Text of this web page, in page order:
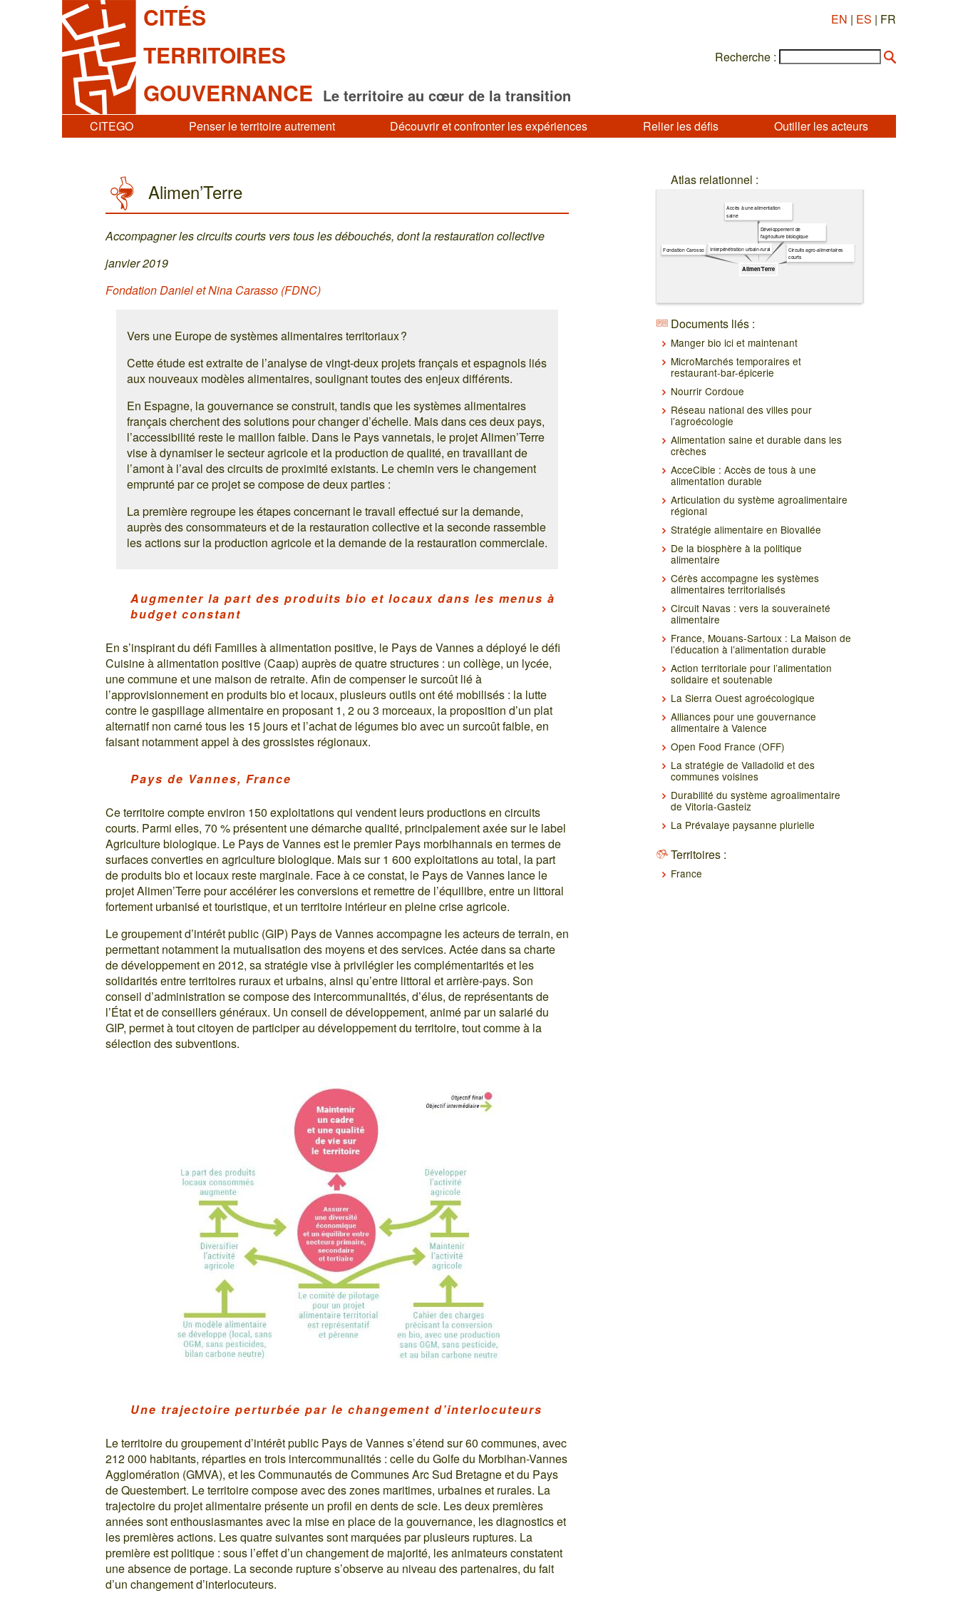
CITÉS
TERRITOIRES
GOUVERNANCE Le territoire au cœur de la transition
EN | ES | FR
Recherche :
CITEGO Penser le territoire autrement Découvrir et confronter les expériences Relier les défis Outiller les acteurs
Alimen’Terre
Accompagner les circuits courts vers tous les débouchés, dont la restauration collective
janvier 2019
Fondation Daniel et Nina Carasso (FDNC)
Vers une Europe de systèmes alimentaires territoriaux ?
Cette étude est extraite de l’analyse de vingt-deux projets français et espagnols liés
aux nouveaux modèles alimentaires, soulignant toutes des enjeux différents.
En Espagne, la gouvernance se construit, tandis que les systèmes alimentaires
français cherchent des solutions pour changer d’échelle. Mais dans ces deux pays,
l’accessibilité reste le maillon faible. Dans le Pays vannetais, le projet Alimen’Terre
vise à dynamiser le secteur agricole et la production de qualité, en travaillant de
l’amont à l’aval des circuits de proximité existants. Le chemin vers le changement
emprunté par ce projet se compose de deux parties :
La première regroupe les étapes concernant le travail effectué sur la demande,
auprès des consommateurs et de la restauration collective et la seconde rassemble
les actions sur la production agricole et la demande de la restauration commerciale.
Augmenter la part des produits bio et locaux dans les menus à
budget constant
En s’inspirant du défi Familles à alimentation positive, le Pays de Vannes a déployé le défi
Cuisine à alimentation positive (Caap) auprès de quatre structures : un collège, un lycée,
une commune et une maison de retraite. Afin de compenser le surcoût lié à
l’approvisionnement en produits bio et locaux, plusieurs outils ont été mobilisés : la lutte
contre le gaspillage alimentaire en proposant 1, 2 ou 3 morceaux, la proposition d’un plat
alternatif non carné tous les 15 jours et l’achat de légumes bio avec un surcoût faible, en
faisant notamment appel à des grossistes régionaux.
Pays de Vannes, France
Ce territoire compte environ 150 exploitations qui vendent leurs productions en circuits
courts. Parmi elles, 70 % présentent une démarche qualité, principalement axée sur le label
Agriculture biologique. Le Pays de Vannes est le premier Pays morbihannais en termes de
surfaces converties en agriculture biologique. Mais sur 1 600 exploitations au total, la part
de produits bio et locaux reste marginale. Face à ce constat, le Pays de Vannes lance le
projet Alimen’Terre pour accélérer les conversions et remettre de l’équilibre, entre un littoral
fortement urbanisé et touristique, et un territoire intérieur en pleine crise agricole.
Le groupement d’intérêt public (GIP) Pays de Vannes accompagne les acteurs de terrain, en
permettant notamment la mutualisation des moyens et des services. Actée dans sa charte
de développement en 2012, sa stratégie vise à privilégier les complémentarités et les
solidarités entre territoires ruraux et urbains, ainsi qu’entre littoral et arrière-pays. Son
conseil d’administration se compose des intercommunalités, d’élus, de représentants de
l’État et de conseillers généraux. Un conseil de développement, animé par un salarié du
GIP, permet à tout citoyen de participer au développement du territoire, tout comme à la
sélection des subventions.
Une trajectoire perturbée par le changement d’interlocuteurs
Le territoire du groupement d’intérêt public Pays de Vannes s’étend sur 60 communes, avec
212 000 habitants, réparties en trois intercommunalités : celle du Golfe du Morbihan-Vannes
Agglomération (GMVA), et les Communautés de Communes Arc Sud Bretagne et du Pays
de Questembert. Le territoire compose avec des zones maritimes, urbaines et rurales. La
trajectoire du projet alimentaire présente un profil en dents de scie. Les deux premières
années sont enthousiasmantes avec la mise en place de la gouvernance, les diagnostics et
les premières actions. Les quatre suivantes sont marquées par plusieurs ruptures. La
première est politique : sous l’effet d’un changement de majorité, les animateurs constatent
une absence de portage. La seconde rupture s’observe au niveau des partenaires, du fait
d’un changement d’interlocuteurs.
Atlas relationnel :
Alimen’Terre
Circuits agro-alimentaires
courts
Développement de
l'agriculture biologique
Accès à une alimentation
saine
Interpénétration urbain-rural
Fondation Carosso
Documents liés :
Manger bio ici et maintenant
MicroMarchés temporaires et
restaurant-bar-épicerie
Nourrir Cordoue
Réseau national des villes pour
l’agroécologie
Alimentation saine et durable dans les
crèches
AcceCible : Accès de tous à une
alimentation durable
Articulation du système agroalimentaire
régional
Stratégie alimentaire en Biovallée
De la biosphère à la politique
alimentaire
Cérès accompagne les systèmes
alimentaires territorialisés
Circuit Navas : vers la souveraineté
alimentaire
France, Mouans-Sartoux : La Maison de
l’éducation à l’alimentation durable
Action territoriale pour l’alimentation
solidaire et soutenable
La Sierra Ouest agroécologique
Alliances pour une gouvernance
alimentaire à Valence
Open Food France (OFF)
La stratégie de Valladolid et des
communes voisines
Durabilité du système agroalimentaire
de Vitoria-Gasteiz
La Prévalaye paysanne plurielle
Territoires :
France